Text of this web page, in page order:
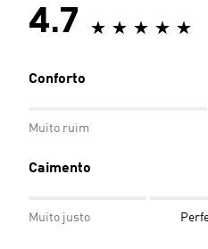
4.7
Conforto
Muito ruim
Caimento
Muito justo